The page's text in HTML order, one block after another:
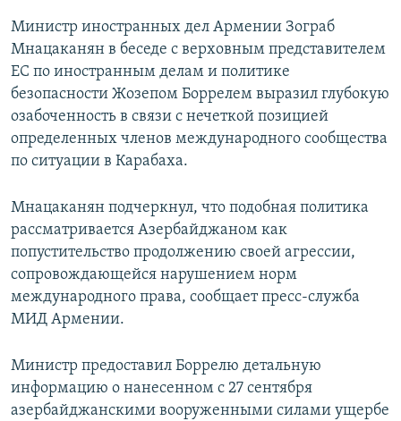
Министр иностранных дел Армении Зограб
Мнацаканян в беседе с верховным представителем
ЕС по иностранным делам и политике
безопасности Жозепом Боррелем выразил глубокую
озабоченность в связи с нечеткой позицией
определенных членов международного сообщества
по ситуации в Карабаха.
Мнацаканян подчеркнул, что подобная политика
рассматривается Азербайджаном как
попустительство продолжению своей агрессии,
сопровождающейся нарушением норм
международного права, сообщает пресс-служба
МИД Армении.
Министр предоставил Боррелю детальную
информацию о нанесенном с 27 сентября
азербайджанскими вооруженными силами ущербе